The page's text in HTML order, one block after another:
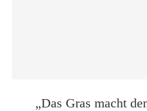
„Das Gras macht